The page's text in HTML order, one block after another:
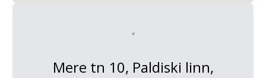
Mere tn 10, Paldiski linn,